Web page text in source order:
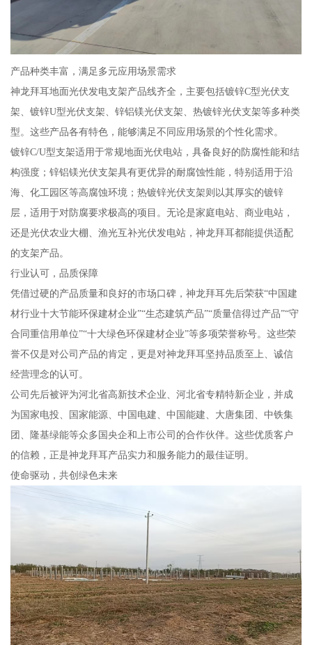
产品种类丰富，满足多元应用场景需求
神龙拜耳地面光伏发电支架产品线齐全，主要包括镀锌C型光伏支
架、镀锌U型光伏支架、锌铝镁光伏支架、热镀锌光伏支架等多种类
型。这些产品各有特色，能够满足不同应用场景的个性化需求。
镀锌C/U型支架适用于常规地面光伏电站，具备良好的防腐性能和结
构强度；锌铝镁光伏支架具有更优异的耐腐蚀性能，特别适用于沿
海、化工园区等高腐蚀环境；热镀锌光伏支架则以其厚实的镀锌
层，适用于对防腐要求极高的项目。无论是家庭电站、商业电站，
还是光伏农业大棚、渔光互补光伏发电站，神龙拜耳都能提供适配
的支架产品。
行业认可，品质保障
凭借过硬的产品质量和良好的市场口碑，神龙拜耳先后荣获“中国建
材行业十大节能环保建材企业”“生态建筑产品”“质量信得过产品”“守
合同重信用单位”“十大绿色环保建材企业”等多项荣誉称号。这些荣
誉不仅是对公司产品的肯定，更是对神龙拜耳坚持品质至上、诚信
经营理念的认可。
公司先后被评为河北省高新技术企业、河北省专精特新企业，并成
为国家电投、国家能源、中国电建、中国能建、大唐集团、中铁集
团、隆基绿能等众多国央企和上市公司的合作伙伴。这些优质客户
的信赖，正是神龙拜耳产品实力和服务能力的最佳证明。
使命驱动，共创绿色未来